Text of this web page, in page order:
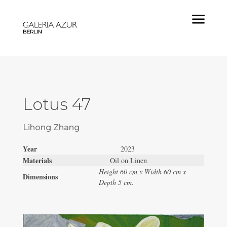
a
Lotus 47
Lihong Zhang
Year 2023
Materials Oil on Linen
Dimensions
Height 60 cm x Width 60 cm x
Depth 5 cm.